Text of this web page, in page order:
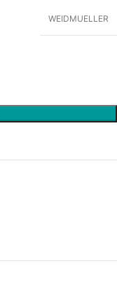
WEIDMUELLER